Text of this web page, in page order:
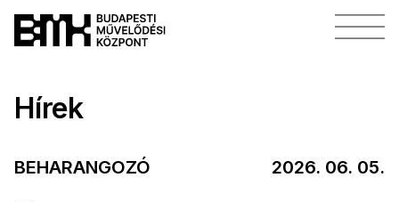
Hírek
BEHARANGOZÓ 2026. 06. 05.